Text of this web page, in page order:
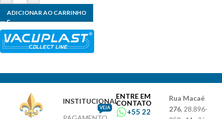
ADICIONAR AO CARRINHO
INSTITUCIONAL
VEJA
ENTRE EM
CONTATO
+55 22
Rua Macaé
276, 28.896-